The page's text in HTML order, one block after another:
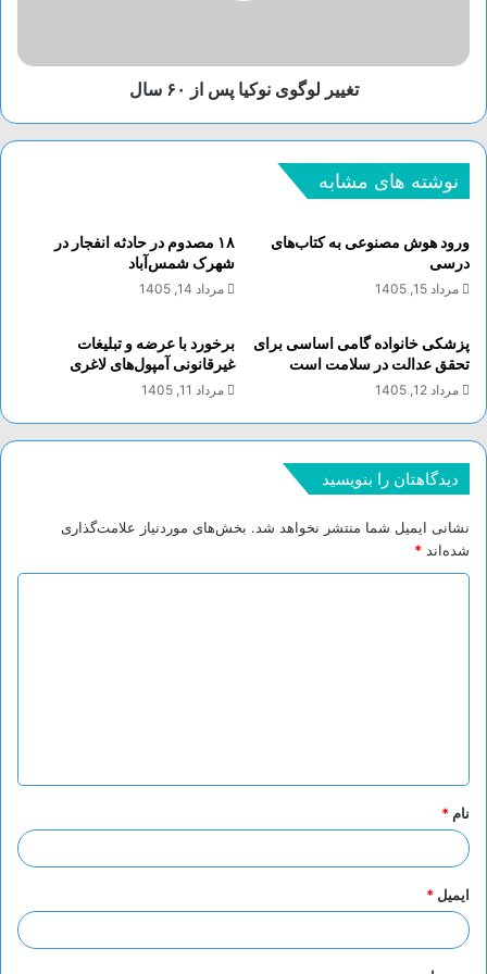
تغییر لوگوی نوکیا پس از ۶۰ سال
نوشته های مشابه
ورود هوش مصنوعی به کتاب‌های
درسی
مرداد 15, 1405
۱۸ مصدوم در حادثه انفجار در
شهرک شمس‌آباد
مرداد 14, 1405
پزشکی خانواده گامی اساسی برای
تحقق عدالت در سلامت است
مرداد 12, 1405
برخورد با عرضه و تبلیغات
غیرقانونی آمپول‌های لاغری
مرداد 11, 1405
دیدگاهتان را بنویسید
نشانی ایمیل شما منتشر نخواهد شد. بخش‌های موردنیاز علامت‌گذاری
شده‌اند *
*
نام *
ایمیل *